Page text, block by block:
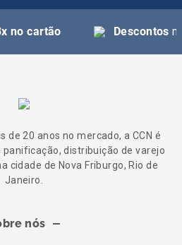
no cartão Descontos
de 20 anos no mercado, a CCN é
distribuição de varejo
cidade de Nova Friburgo, Rio de
Janeiro.
nós